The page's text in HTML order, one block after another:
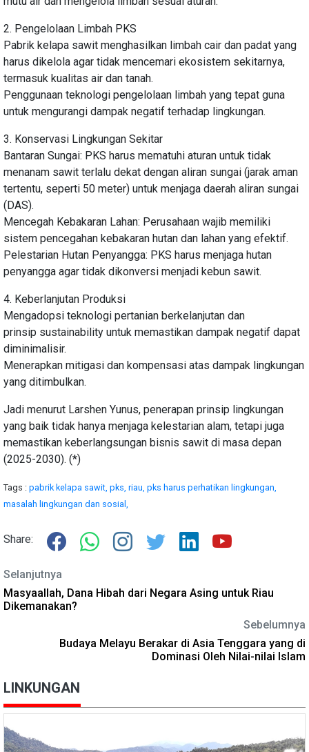
2. Pengelolaan Limbah PKS
Pabrik kelapa sawit menghasilkan limbah cair dan padat yang
harus dikelola agar tidak mencemari ekosistem sekitarnya,
termasuk kualitas air dan tanah.
Penggunaan teknologi pengelolaan limbah yang tepat guna
untuk mengurangi dampak negatif terhadap lingkungan.
3. Konservasi Lingkungan Sekitar
Bantaran Sungai: PKS harus mematuhi aturan untuk tidak
menanam sawit terlalu dekat dengan aliran sungai (jarak aman
tertentu, seperti 50 meter) untuk menjaga daerah aliran sungai
(DAS).
Mencegah Kebakaran Lahan: Perusahaan wajib memiliki
sistem pencegahan kebakaran hutan dan lahan yang efektif.
Pelestarian Hutan Penyangga: PKS harus menjaga hutan
penyangga agar tidak dikonversi menjadi kebun sawit.
4. Keberlanjutan Produksi
Mengadopsi teknologi pertanian berkelanjutan dan
prinsip sustainability untuk memastikan dampak negatif dapat
diminimalisir.
Menerapkan mitigasi dan kompensasi atas dampak lingkungan
yang ditimbulkan.
Jadi menurut Larshen Yunus, penerapan prinsip lingkungan
yang baik tidak hanya menjaga kelestarian alam, tetapi juga
memastikan keberlangsungan bisnis sawit di masa depan
(2025-2030). (*)
Tags : pabrik kelapa sawit, pks, riau, pks harus perhatikan lingkungan,
masalah lingkungan dan sosial,
Share:
Selanjutnya
Masyaallah, Dana Hibah dari Negara Asing untuk Riau
Dikemanakan?
Sebelumnya
Budaya Melayu Berakar di Asia Tenggara yang di
Dominasi Oleh Nilai-nilai Islam
LINKUNGAN